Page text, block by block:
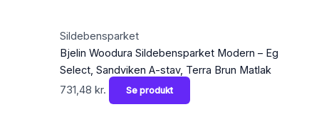
Sildebensparket
Bjelin Woodura Sildebensparket Modern – Eg
Select, Sandviken A-stav, Terra Brun Matlak
731,48 kr. Se produkt